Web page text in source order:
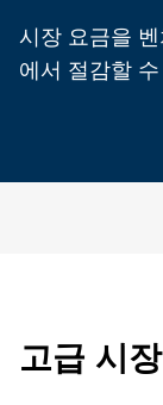
시장 요금을
에서 절감할
고급 시